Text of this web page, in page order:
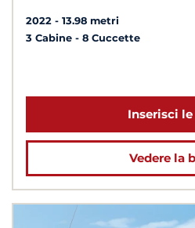
2022
13.98 metri
3 Cabine
8 Cuccette
Inserisci
Vedere la